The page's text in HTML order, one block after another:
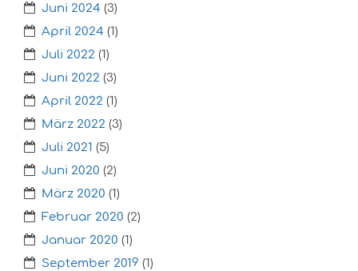
Juni 2024 (3)
April 2024 (1)
Juli 2022 (1)
Juni 2022 (3)
April 2022 (1)
März 2022 (3)
Juli 2021 (5)
Juni 2020 (2)
März 2020 (1)
Februar 2020 (2)
Januar 2020 (1)
September 2019 (1)